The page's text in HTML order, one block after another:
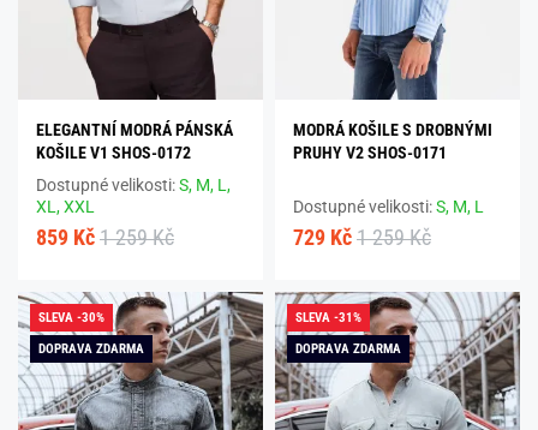
ELEGANTNÍ MODRÁ PÁNSKÁ
KOŠILE V1 SHOS-0172
Dostupné velikosti:S, M, L,
XL,XXL
859 Kč 1 259 Kč
MODRÁ KOŠILE S DROBNÝMI
PRUHY V2 SHOS-0171
Dostupné velikosti:S, M, L
729 Kč 1 259 Kč
SLEVA -30%
DOPRAVA ZDARMA
SLEVA -31%
DOPRAVA ZDARMA